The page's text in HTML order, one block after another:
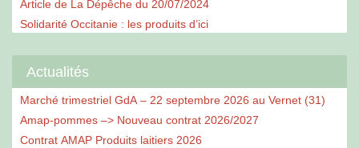
Article de La Dépêche du 20/07/2024
Solidarité Occitanie : les produits d’ici
Actualités
Marché trimestriel GdA – 22 septembre 2026 au Vernet (31)
Amap-pommes –> Nouveau contrat 2026/2027
Contrat AMAP Produits laitiers 2026